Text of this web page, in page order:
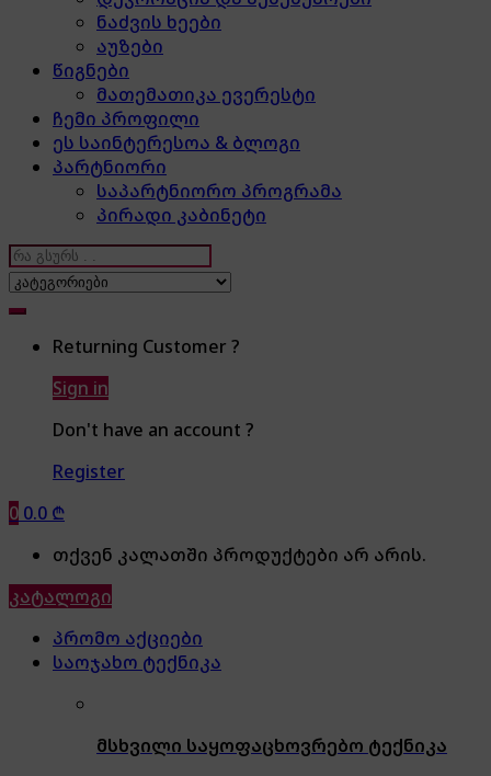
ნაძვის ხეები
აუზები
წიგნები
მათემათიკა ევერესტი
ჩემი პროფილი
ეს საინტერესოა & ბლოგი
პარტნიორი
საპარტნიორო პროგრამა
პირადი კაბინეტი
Search
for:
Returning Customer ?
Sign in
Don't have an account ?
Register
0 0.0 ₾
თქვენ კალათში პროდუქტები არ არის.
კატალოგი
პრომო აქციები
საოჯახო ტექნიკა
მსხვილი საყოფაცხოვრებო ტექნიკა